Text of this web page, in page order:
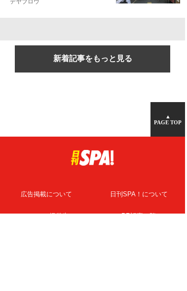
デヤブロウ
新着記事をもっと見る
▲
PAGE TOP
広告掲載について 日刊SPA！について
ニュース提供先 PR記事一覧